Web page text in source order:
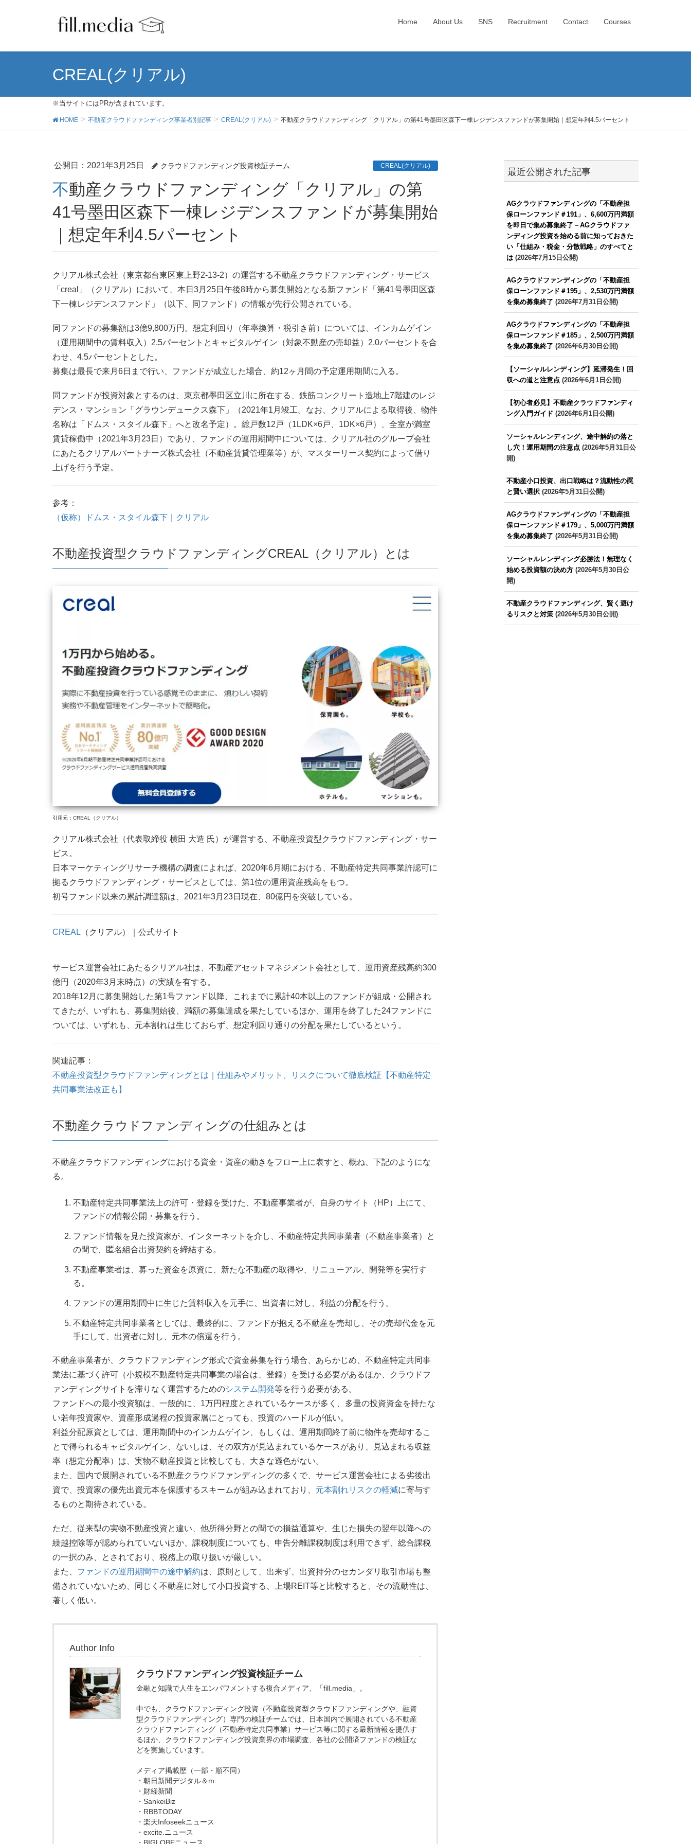
Home About Us SNS Recruitment Contact Courses
CREAL(クリアル)
※当サイトにはPRが含まれています。
HOME 不動産クラウドファンディング事業者別記事 CREAL(クリアル) 不動産クラウドファンディング「クリアル」の第41号墨田区森下一棟レジデンスファンドが募集開始｜想定年利4.5パーセント
公開日： 2021年3月25日 クラウドファンディング投資検証チーム CREAL(クリアル)
不動産クラウドファンディング「クリアル」の第
41号墨田区森下一棟レジデンスファンドが募集開始
｜想定年利4.5パーセント
クリアル株式会社（東京都台東区東上野2-13-2）の運営する不動産クラウドファンディング・サービス
「creal」（クリアル）において、本日3月25日午後8時から募集開始となる新ファンド「第41号墨田区森
下一棟レジデンスファンド」（以下、同ファンド）の情報が先行公開されている。
同ファンドの募集額は3億9,800万円。想定利回り（年率換算・税引き前）については、インカムゲイン
（運用期間中の賃料収入）2.5パーセントとキャピタルゲイン（対象不動産の売却益）2.0パーセントを合
わせ、4.5パーセントとした。
募集は最長で来月6日まで行い、ファンドが成立した場合、約12ヶ月間の予定運用期間に入る。
同ファンドが投資対象とするのは、東京都墨田区立川に所在する、鉄筋コンクリート造地上7階建のレジ
デンス・マンション「グラウンデュークス森下」（2021年1月竣工。なお、クリアルによる取得後、物件
名称は「ドムス・スタイル森下」へと改名予定）。総戸数12戸（1LDK×6戸、1DK×6戸）、全室が満室
賃貸稼働中（2021年3月23日）であり、ファンドの運用期間中については、クリアル社のグループ会社
にあたるクリアルパートナーズ株式会社（不動産賃貸管理業等）が、マスターリース契約によって借り
上げを行う予定。
参考：
（仮称）ドムス・スタイル森下｜クリアル
不動産投資型クラウドファンディングCREAL（クリアル）とは
引用元：CREAL（クリアル）
クリアル株式会社（代表取締役 横田 大造 氏）が運営する、不動産投資型クラウドファンディング・サー
ビス。
日本マーケティングリサーチ機構の調査によれば、2020年6月期における、不動産特定共同事業許認可に
拠るクラウドファンディング・サービスとしては、第1位の運用資産残高をもつ。
初号ファンド以来の累計調達額は、2021年3月23日現在、80億円を突破している。
CREAL （クリアル）｜公式サイト
サービス運営会社にあたるクリアル社は、不動産アセットマネジメント会社として、運用資産残高約300
億円（2020年3月末時点）の実績を有する。
2018年12月に募集開始した第1号ファンド以降、これまでに累計40本以上のファンドが組成・公開され
てきたが、いずれも、募集開始後、満額の募集達成を果たしているほか、運用を終了した24ファンドに
ついては、いずれも、元本割れは生じておらず、想定利回り通りの分配を果たしているという。
関連記事：
不動産投資型クラウドファンディングとは｜仕組みやメリット、リスクについて徹底検証【不動産特定
共同事業法改正も】
不動産クラウドファンディングの仕組みとは
不動産クラウドファンディングにおける資金・資産の動きをフロー上に表すと、概ね、下記のようにな
る。
不動産特定共同事業法上の許可・登録を受けた、不動産事業者が、自身のサイト（HP）上にて、
ファンドの情報公開・募集を行う。
ファンド情報を見た投資家が、インターネットを介し、不動産特定共同事業者（不動産事業者）と
の間で、匿名組合出資契約を締結する。
不動産事業者は、募った資金を原資に、新たな不動産の取得や、リニューアル、開発等を実行す
る。
ファンドの運用期間中に生じた賃料収入を元手に、出資者に対し、利益の分配を行う。
不動産特定共同事業者としては、最終的に、ファンドが抱える不動産を売却し、その売却代金を元
手にして、出資者に対し、元本の償還を行う。
不動産事業者が、クラウドファンディング形式で資金募集を行う場合、あらかじめ、不動産特定共同事
業法に基づく許可（小規模不動産特定共同事業の場合は、登録）を受ける必要があるほか、クラウドフ
ァンディングサイトを滞りなく運営するためのシステム開発等を行う必要がある。
ファンドへの最小投資額は、一般的に、1万円程度とされているケースが多く、多量の投資資金を持たな
い若年投資家や、資産形成過程の投資家層にとっても、投資のハードルが低い。
利益分配原資としては、運用期間中のインカムゲイン、もしくは、運用期間終了前に物件を売却するこ
とで得られるキャピタルゲイン、ないしは、その双方が見込まれているケースがあり、見込まれる収益
率（想定分配率）は、実物不動産投資と比較しても、大きな遜色がない。
また、国内で展開されている不動産クラウドファンディングの多くで、サービス運営会社による劣後出
資で、投資家の優先出資元本を保護するスキームが組み込まれており、 元本割れリスクの軽減に寄与す
るものと期待されている。
ただ、従来型の実物不動産投資と違い、他所得分野との間での損益通算や、生じた損失の翌年以降への
繰越控除等が認められていないほか、課税制度についても、申告分離課税制度は利用できず、総合課税
の一択のみ、とされており、税務上の取り扱いが厳しい。
また、 ファンドの運用期間中の途中解約は、原則として、出来ず、出資持分のセカンダリ取引市場も整
備されていないため、同じく不動産に対して小口投資する、上場REIT等と比較すると、その流動性は、
著しく低い。
Author Info
クラウドファンディング投資検証チーム
金融と知識で人生をエンパワメントする複合メディア、「fill.media」。
中でも、クラウドファンディング投資（不動産投資型クラウドファンディングや、融資
型クラウドファンディング）専門の検証チームでは、日本国内で展開されている不動産
クラウドファンディング（不動産特定共同事業）サービス等に関する最新情報を提供す
るほか、クラウドファンディング投資業界の市場調査、各社の公開済ファンドの検証な
どを実施しています。
メディア掲載歴（一部・順不同）
・朝日新聞デジタル＆m
・財経新聞
・SankeiBiz
・RBBTODAY
・楽天Infoseekニュース
・excite.ニュース
最近公開された記事
AGクラウドファンディングの「不動産担
保ローンファンド＃191」、6,600万円満額
を即日で集め募集終了－AGクラウドファ
ンディング投資を始める前に知っておきた
い「仕組み・税金・分散戦略」のすべてと
は(2026年7月15日公開)
AGクラウドファンディングの「不動産担
保ローンファンド＃195」、2,530万円満額
を集め募集終了 (2026年7月31日公開)
AGクラウドファンディングの「不動産担
保ローンファンド＃185」、2,500万円満額
を集め募集終了 (2026年6月30日公開)
【ソーシャルレンディング】延滞発生！回
収への道と注意点(2026年6月1日公開)
【初心者必見】不動産クラウドファンディ
ング入門ガイド (2026年6月1日公開)
ソーシャルレンディング、途中解約の落と
し穴！運用期間の注意点(2026年5月31日公
開)
不動産小口投資、出口戦略は？流動性の罠
と賢い選択(2026年5月31日公開)
AGクラウドファンディングの「不動産担
保ローンファンド＃179」、5,000万円満額
を集め募集終了 (2026年5月31日公開)
ソーシャルレンディング必勝法！無理なく
始める投資額の決め方(2026年5月30日公
開)
不動産クラウドファンディング、賢く避け
るリスクと対策(2026年5月30日公開)